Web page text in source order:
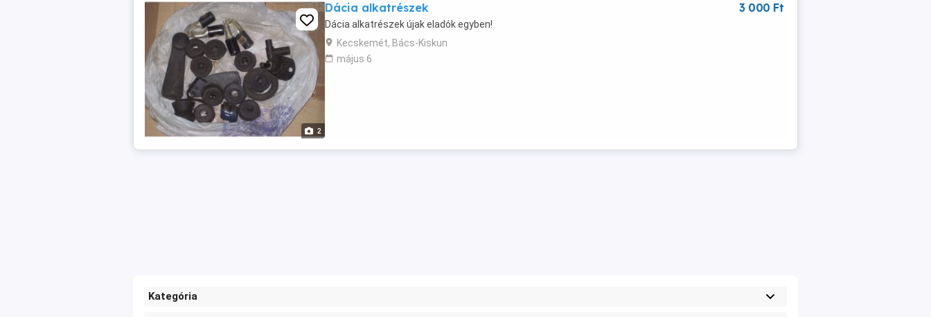
2
Dácia alkatrészek
Dácia alkatrészek újak eladók egyben!
Kecskemét, Bács-Kiskun
május 6
3 000 Ft
Kategória